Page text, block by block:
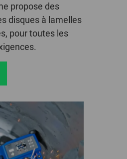
propose des
disques à lamelles
pour toutes les